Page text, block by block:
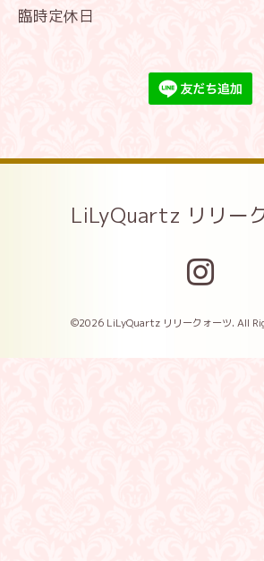
臨時定休日
LiLyQuartz リリー
©2026 LiLyQuartz リリークォーツ. All